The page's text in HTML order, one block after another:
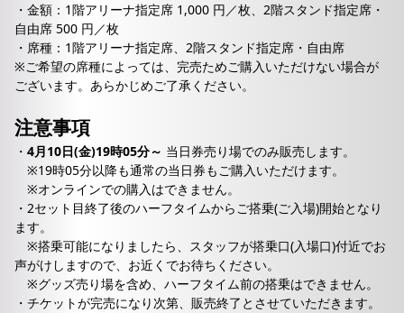
・金額：1階アリーナ指定席 1,000 円／枚、2階スタンド指定席・
自由席 500 円／枚
・席種：1階アリーナ指定席、2階スタンド指定席・自由席
※ご希望の席種によっては、完売ためご購入いただけない場合が
ございます。あらかじめご了承ください。
注意事項
・ 4月10日(金)19時05分～ 当日券売り場でのみ販売します。
※19時05分以降も通常の当日券もご購入いただけます。
※オンラインでの購入はできません。
・2セット目終了後のハーフタイムからご搭乗(ご入場)開始となり
ます。
※搭乗可能になりましたら、スタッフが搭乗口(入場口)付近でお
声がけしますので、お近くでお待ちください。
※グッズ売り場を含め、ハーフタイム前の搭乗はできません。
・チケットが完売になり次第、販売終了とさせていただきます。